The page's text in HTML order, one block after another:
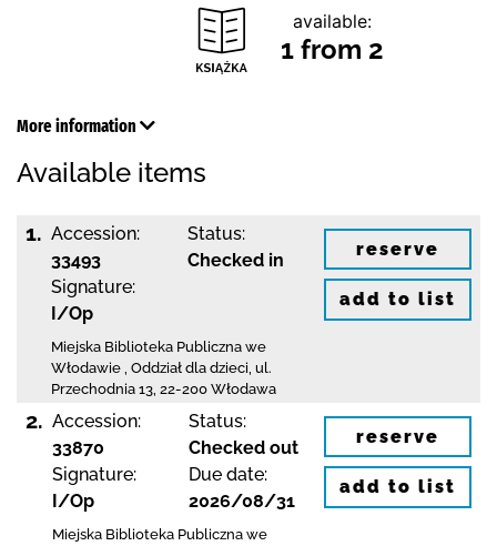
available:
1 from 2
More information
Available items
1. Accession:
33493
Signature:
I/Op
Status:
Checked in
Miejska Biblioteka Publiczna we
Włodawie Oddział dla dzieci, ul.
Przechodnia 13 22-200 Włodawa
reserve
add to list
2. Accession:
33870
Signature:
I/Op
Status:
Checked out
Due date:
2026/08/31
Miejska Biblioteka Publiczna we
reserve
add to list